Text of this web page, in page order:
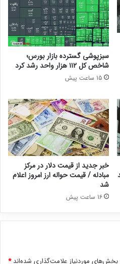
سبزپوشی گسترده بازار بورس؛
شاخص کل ۱۱۲ هزار واحد رشد کرد
15 ساعت پیش
خبر جدید از قیمت دلار در مرکز
مبادله / قیمت حواله ارز امروز اعلام
شد
16 ساعت پیش
بخش‌های موردنیاز علامت‌گذاری شده‌اند*